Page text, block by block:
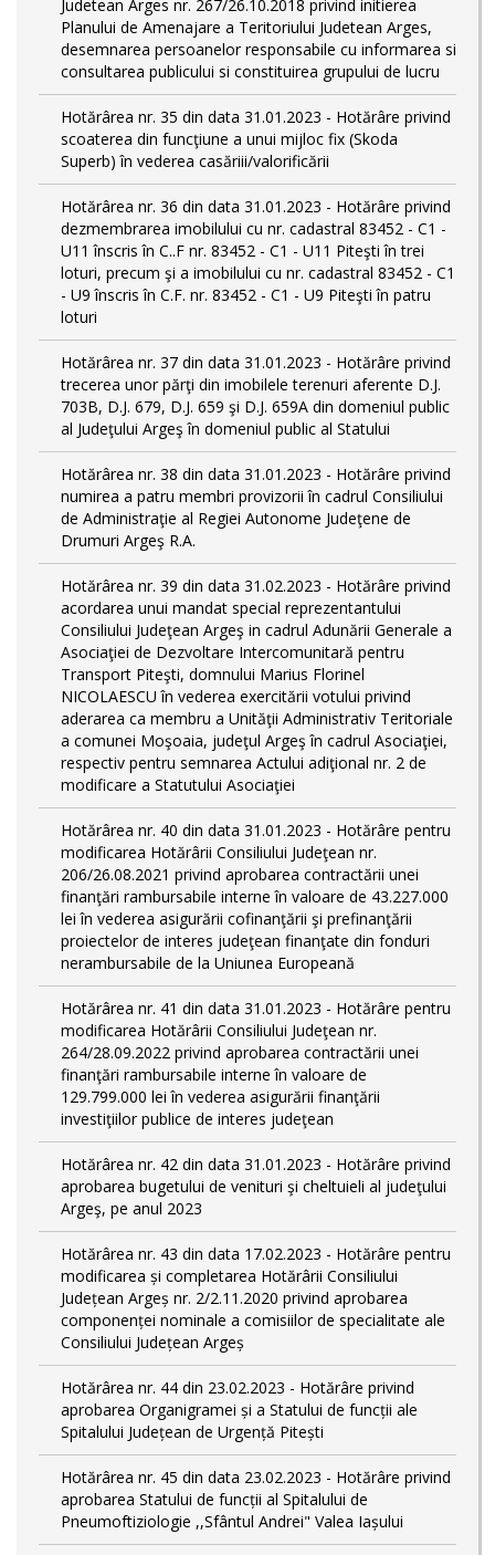
Judetean Arges nr. 267/26.10.2018 privind initierea
Planului de Amenajare a Teritoriului Judetean Arges,
desemnarea persoanelor responsabile cu informarea si
consultarea publicului si constituirea grupului de lucru
Hotărârea nr. 35 din data 31.01.2023 - Hotărâre privind
scoaterea din funcţiune a unui mijloc fix (Skoda
Superb) în vederea casăriii/valorificării
Hotărârea nr. 36 din data 31.01.2023 - Hotărâre privind
dezmembrarea imobilului cu nr. cadastral 83452 - C1 -
U11 înscris în C..F nr. 83452 - C1 - U11 Piteşti în trei
loturi, precum şi a imobilului cu nr. cadastral 83452 - C1
- U9 înscris în C.F. nr. 83452 - C1 - U9 Piteşti în patru
loturi
Hotărârea nr. 37 din data 31.01.2023 - Hotărâre privind
trecerea unor părţi din imobilele terenuri aferente D.J.
703B, D.J. 679, D.J. 659 şi D.J. 659A din domeniul public
al Judeţului Argeş în domeniul public al Statului
Hotărârea nr. 38 din data 31.01.2023 - Hotărâre privind
numirea a patru membri provizorii în cadrul Consiliului
de Administraţie al Regiei Autonome Judeţene de
Drumuri Argeş R.A.
Hotărârea nr. 39 din data 31.02.2023 - Hotărâre privind
acordarea unui mandat special reprezentantului
Consiliului Judeţean Argeş in cadrul Adunării Generale a
Asociaţiei de Dezvoltare Intercomunitară pentru
Transport Piteşti, domnului Marius Florinel
NICOLAESCU în vederea exercitării votului privind
aderarea ca membru a Unităţii Administrativ Teritoriale
a comunei Moşoaia, judeţul Argeş în cadrul Asociaţiei,
respectiv pentru semnarea Actului adiţional nr. 2 de
modificare a Statutului Asociaţiei
Hotărârea nr. 40 din data 31.01.2023 - Hotărâre pentru
modificarea Hotărârii Consiliului Judeţean nr.
206/26.08.2021 privind aprobarea contractării unei
finanţări rambursabile interne în valoare de 43.227.000
lei în vederea asigurării cofinanţării şi prefinanţării
proiectelor de interes judeţean finanţate din fonduri
nerambursabile de la Uniunea Europeană
Hotărârea nr. 41 din data 31.01.2023 - Hotărâre pentru
modificarea Hotărârii Consiliului Judeţean nr.
264/28.09.2022 privind aprobarea contractării unei
finanţări rambursabile interne în valoare de
129.799.000 lei în vederea asigurării finanţării
investiţiilor publice de interes judeţean
Hotărârea nr. 42 din data 31.01.2023 - Hotărâre privind
aprobarea bugetului de venituri şi cheltuieli al judeţului
Argeş, pe anul 2023
Hotărârea nr. 43 din data 17.02.2023 - Hotărâre pentru
modificarea și completarea Hotărârii Consiliului
Județean Argeș nr. 2/2.11.2020 privind aprobarea
componenței nominale a comisiilor de specialitate ale
Consiliului Județean Argeș
Hotărârea nr. 44 din 23.02.2023 - Hotărâre privind
aprobarea Organigramei și a Statului de funcții ale
Spitalului Județean de Urgență Pitești
Hotărârea nr. 45 din data 23.02.2023 - Hotărâre privind
aprobarea Statului de funcții al Spitalului de
Pneumoftiziologie ,,Sfântul Andrei" Valea Iașului